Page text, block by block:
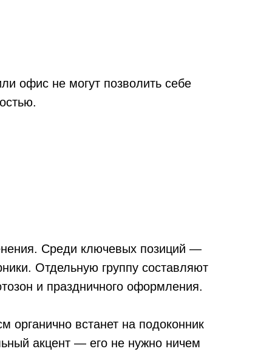
офис не могут позволить себе
Среди ключевых позиций —
Отдельную группу составляют
и праздничного оформления.
органично встанет на подоконник
акцент — его не нужно ничем